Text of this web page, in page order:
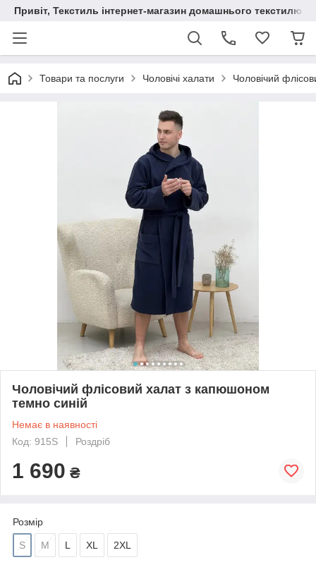
Привіт, Текстиль інтернет-магазин домашнього текстилю
Товари та послуги Чоловічі халати Чоловічий
Чоловічий флісовий халат з капюшоном
темно синій
Немає в наявності
Код: 915S
Роздріб
1 690 ₴
Розмір
S M L XL 2XL